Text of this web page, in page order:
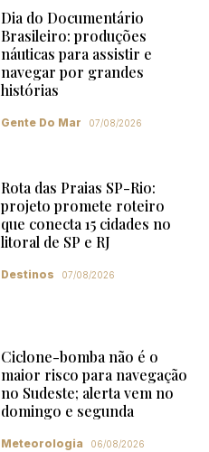
Dia do Documentário
Brasileiro: produções
náuticas para assistir e
navegar por grandes
histórias
Gente Do Mar 07/08/2026
Rota das Praias SP-Rio:
projeto promete roteiro
que conecta 15 cidades no
litoral de SP e RJ
Destinos 07/08/2026
Ciclone-bomba não é o
maior risco para navegação
no Sudeste; alerta vem no
domingo e segunda
Meteorologia 06/08/2026